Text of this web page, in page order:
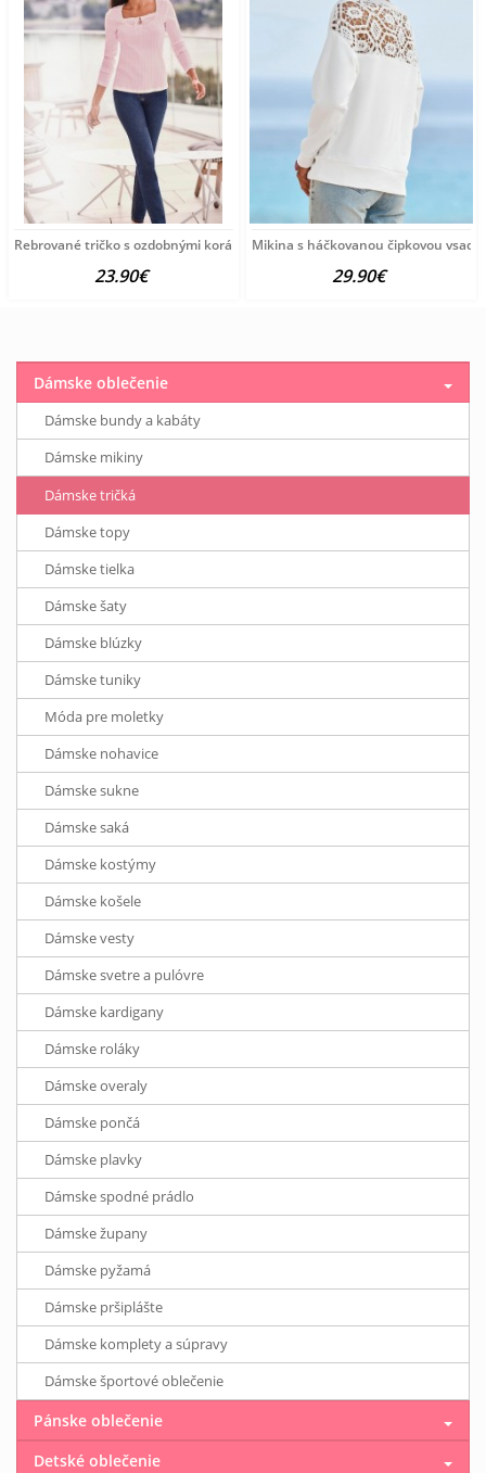
Rebrované tričko s ozdobnými korálkami Ashley Brooke, ružové
23.90€
Mikina s háčkovanou čipkovou
29.90€
Dámske oblečenie
Dámske bundy a kabáty
Dámske mikiny
Dámske tričká
Dámske topy
Dámske tielka
Dámske šaty
Dámske blúzky
Dámske tuniky
Móda pre moletky
Dámske nohavice
Dámske sukne
Dámske saká
Dámske kostýmy
Dámske košele
Dámske vesty
Dámske svetre a pulóvre
Dámske kardigany
Dámske roláky
Dámske overaly
Dámske pončá
Dámske plavky
Dámske spodné prádlo
Dámske župany
Dámske pyžamá
Dámske pršiplášte
Dámske komplety a súpravy
Dámske športové oblečenie
Pánske oblečenie
Detské oblečenie